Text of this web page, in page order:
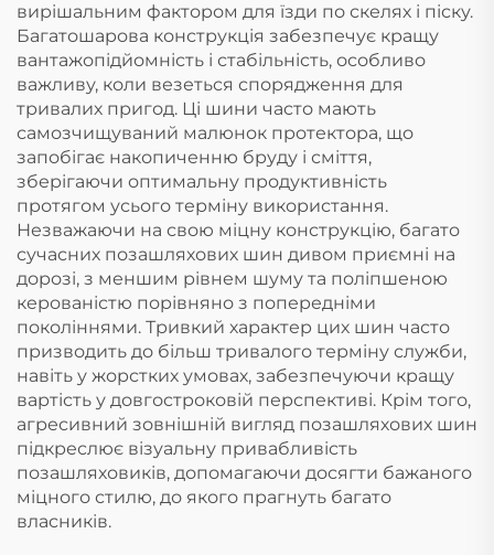
вирішальним фактором для їзди по скелях і піску.
Багатошарова конструкція забезпечує кращу
вантажопідйомність і стабільність, особливо
важливу, коли везеться спорядження для
тривалих пригод. Ці шини часто мають
самозчищуваний малюнок протектора, що
запобігає накопиченню бруду і сміття,
зберігаючи оптимальну продуктивність
протягом усього терміну використання.
Незважаючи на свою міцну конструкцію, багато
сучасних позашляхових шин дивом приємні на
дорозі, з меншим рівнем шуму та поліпшеною
керованістю порівняно з попередніми
поколіннями. Тривкий характер цих шин часто
призводить до більш тривалого терміну служби,
навіть у жорстких умовах, забезпечуючи кращу
вартість у довгостроковій перспективі. Крім того,
агресивний зовнішній вигляд позашляхових шин
підкреслює візуальну привабливість
позашляховиків, допомагаючи досягти бажаного
міцного стилю, до якого прагнуть багато
власників.